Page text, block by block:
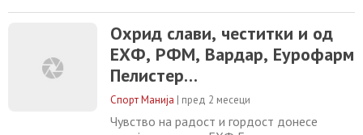
салата “Билјанини извори“. Да потсетиме
дека нашиот претставник и во тој меч
беше подобар од унгарскиот тим и го
освои пехарот во ЕХФ Европскиот Куп. А
еве што се
Охрид слави, честитки и од
ЕХФ, РФМ, Вардар, Еурофарм
Пелистер…
Спорт Манија | пред 2 месеци
Чувство на радост и гордост донесе